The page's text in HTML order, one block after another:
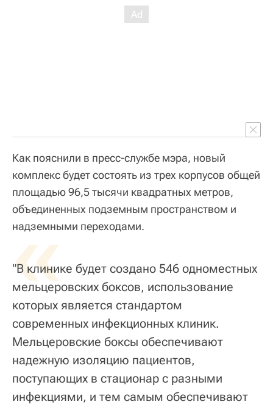
Как пояснили в пресс-службе мэра, новый
комплекс будет состоять из трех корпусов общей
площадью 96,5 тысячи квадратных метров,
объединенных подземным пространством и
надземными переходами.
«
"В клинике будет создано 546 одноместных
мельцеровских боксов, использование
которых является стандартом
современных инфекционных клиник.
Мельцеровские боксы обеспечивают
надежную изоляцию пациентов,
поступающих в стационар с разными
инфекциями, и тем самым обеспечивают